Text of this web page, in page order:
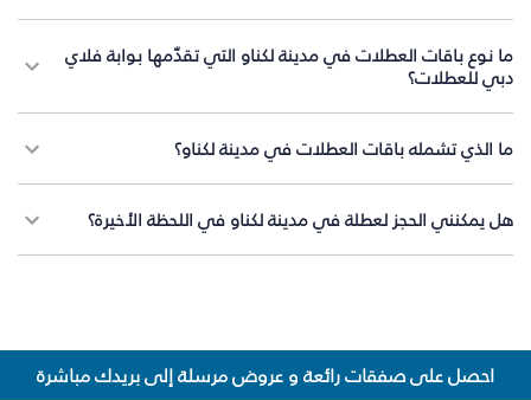
ما نوع باقات العطلات في مدينة لكناو التي تقدّمها بوابة فلاي
دبي للعطلات؟
ما الذي تشمله باقات العطلات في مدينة لكناو؟
هل يمكنني الحجز لعطلة في مدينة لكناو في اللحظة الأخيرة؟
احصل على صفقات رائعة و عروض مرسلة إلى بريدك مباشرة